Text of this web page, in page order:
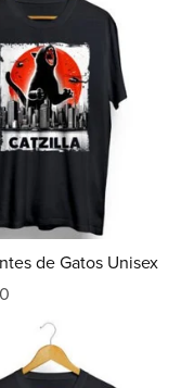
de Gatos Unisex